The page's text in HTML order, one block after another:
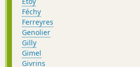
Féchy
Ferreyres
Genolier
Gilly
Gimel
Givrins